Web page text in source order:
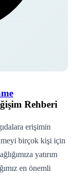
Rehberi
erişimin
birçok kişi için
yatırım
en önemli